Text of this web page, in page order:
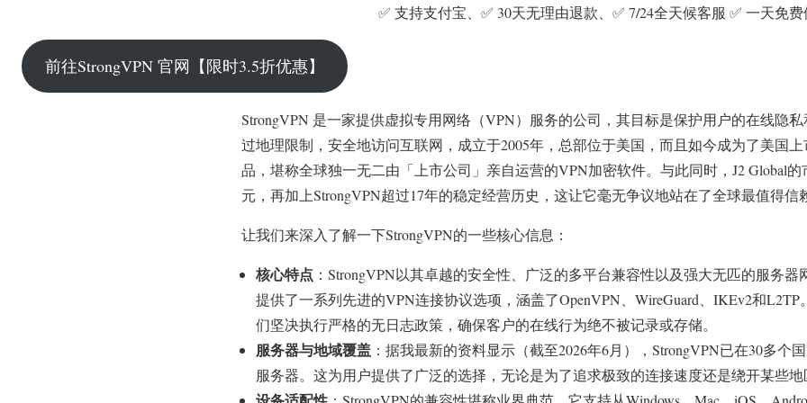
✅ 支持支付宝、✅ 30天无理由退款、✅ 7/24全天候客服 ✅ 一天免
前往StrongVPN 官网【限时3.5折优惠】
StrongVPN 是一家提供虚拟专用网络（VPN）服务的公司，其目标是保护用户的在线隐
过地理限制，安全地访问互联网，成立于2005年，总部位于美国，而且如今成为了美国上
品，堪称全球独一无二由「上市公司」亲自运营的VPN加密软件。与此同时，J2 Global
元，再加上StrongVPN超过17年的稳定经营历史，这让它毫无争议地站在了全球最值得信
让我们来深入了解一下StrongVPN的一些核心信息：
核心特点 ：StrongVPN以其卓越的安全性、广泛的多平台兼容性以及强大无匹的服务
提供了一系列先进的VPN连接协议选项，涵盖了OpenVPN、WireGuard、IKEv2和
们坚决执行严格的无日志政策，确保客户的在线行为绝不被记录或存储。
服务器与地域覆盖 ：据我最新的资料显示（截至2026年6月），StrongVPN已在30多个
服务器。这为用户提供了广泛的选择，无论是为了追求极致的连接速度还是绕开某些